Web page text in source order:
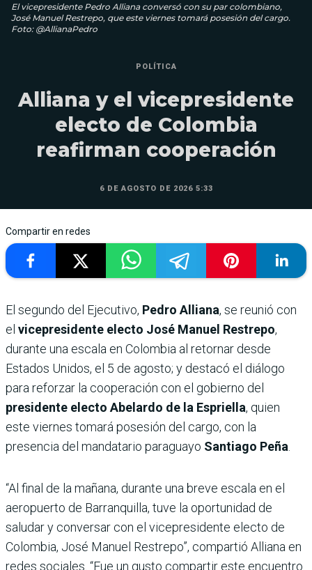
El vicepresidente Pedro Alliana conversó con su par colombiano,
José Manuel Restrepo, que este viernes tomará posesión del cargo.
Foto: @AllianaPedro
POLÍTICA
Alliana y el vicepresidente
electo de Colombia
reafirman cooperación
6 DE AGOSTO DE 2026 5:33
Compartir en redes
El segundo del Ejecutivo, Pedro Alliana, se reunió con
el vicepresidente electo José Manuel Restrepo,
durante una escala en Colombia al retornar desde
Estados Unidos, el 5 de agosto; y destacó el diálogo
para reforzar la cooperación con el gobierno del
presidente electo Abelardo de la Espriella, quien
este viernes tomará posesión del cargo, con la
presencia del mandatario paraguayo Santiago Peña
“Al final de la mañana, durante una breve escala en el
aeropuerto de Barranquilla, tuve la oportunidad de
saludar y conversar con el vicepresidente electo de
Colombia, José Manuel Restrepo”, compartió Alliana en
redes sociales. “Fue un gusto compartir este encuentro